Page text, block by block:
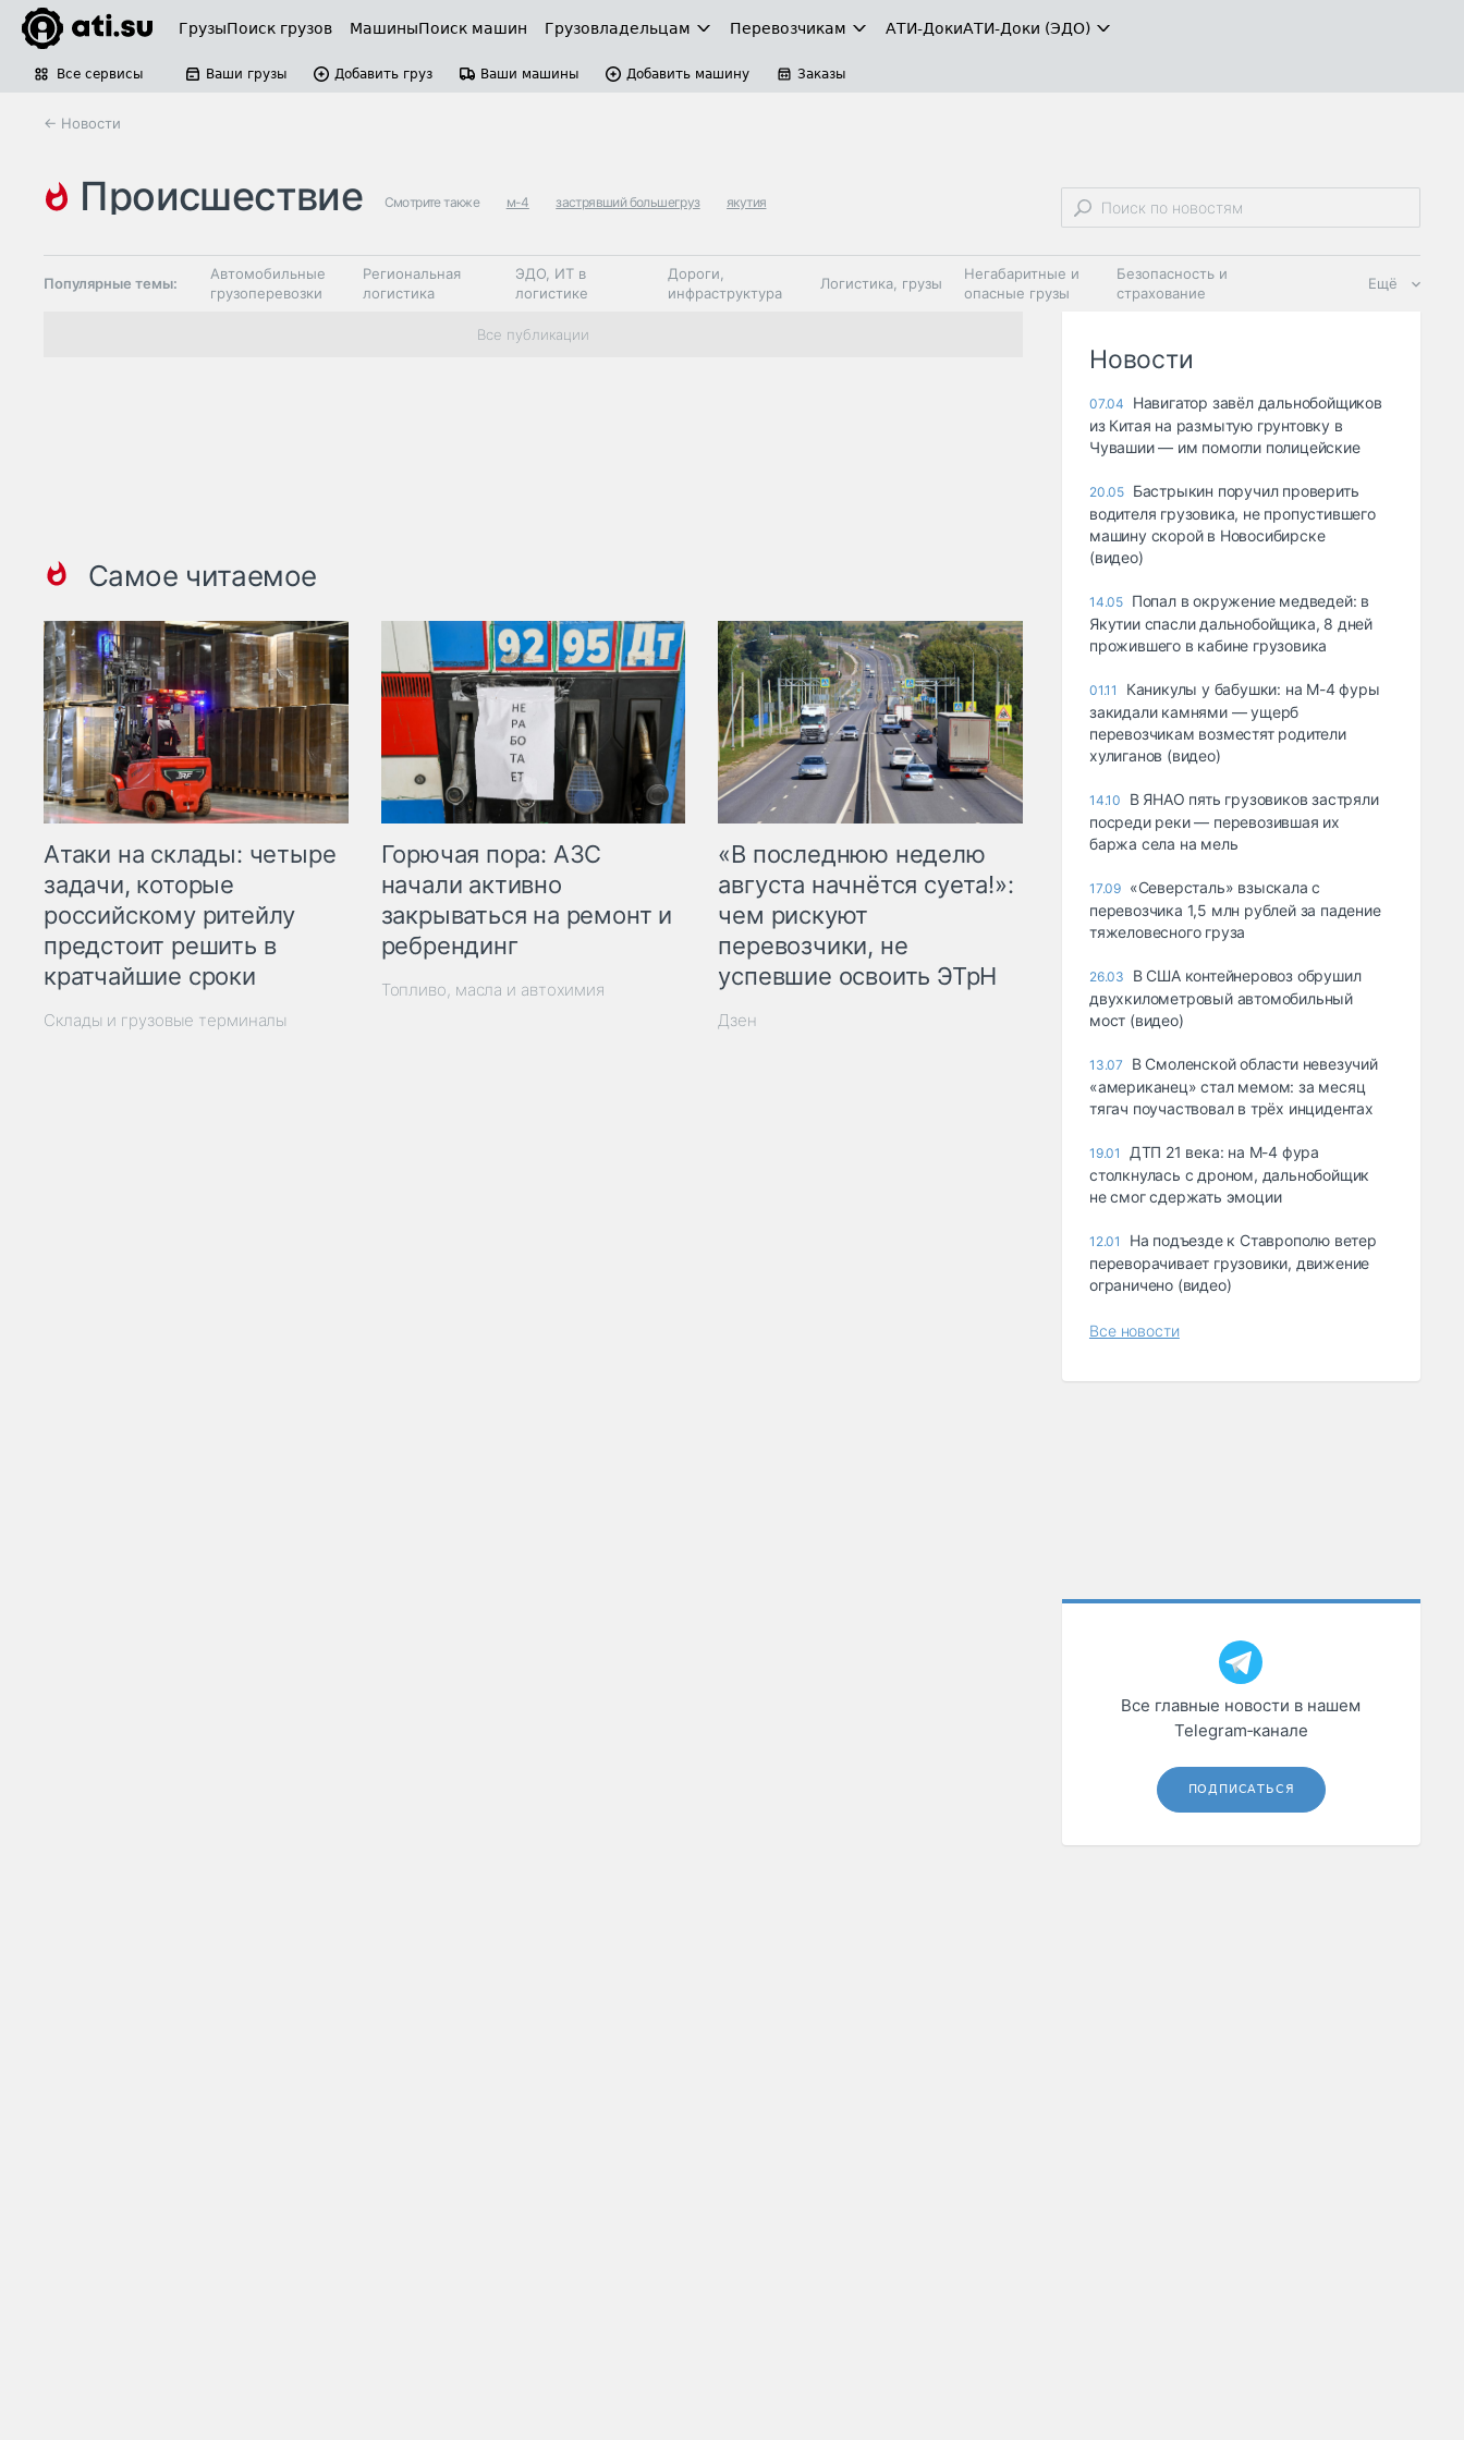
ГрузыПоиск грузов МашиныПоиск машин Грузовладельцам Перевозчикам АТИ-ДокиАТИ-Доки (ЭДО)
Все сервисы Ваши грузы Добавить груз Ваши машины Добавить машину Заказы
← Новости
происшествие Смотрите также м-4 застрявший большегруз якутия
Популярные темы:
Автомобильные
грузоперевозки
Региональная
логистика
ЭДО, ИТ в
логистике
Дороги,
инфраструктура
Логистика, грузы
Негабаритные и
опасные грузы
Безопасность и
страхование
Коммерческий
транспорт
Ещё
Все публикации
Самое читаемое
Атаки на склады: четыре
задачи, которые
российскому ритейлу
предстоит решить в
кратчайшие сроки
Склады и грузовые терминалы
Горючая пора: АЗС
начали активно
закрываться на ремонт и
ребрендинг
Топливо, масла и автохимия
«В последнюю неделю
августа начнётся суета!»:
чем рискуют
перевозчики, не
успевшие освоить ЭТрН
Дзен
Новости
07.04
Навигатор завёл дальнобойщиков
из Китая на размытую грунтовку в
Чувашии — им помогли полицейские
20.05 Бастрыкин поручил проверить
водителя грузовика, не пропустившего
машину скорой в Новосибирске
(видео)
14.05 Попал в окружение медведей: в
Якутии спасли дальнобойщика, 8 дней
прожившего в кабине грузовика
01.11
Каникулы у бабушки: на М-4 фуры
закидали камнями — ущерб
перевозчикам возместят родители
хулиганов (видео)
14.10
В ЯНАО пять грузовиков застряли
посреди реки — перевозившая их
баржа села на мель
17.09 «Северсталь» взыскала с
перевозчика 1,5 млн рублей за падение
тяжеловесного груза
26.03
В США контейнеровоз обрушил
двухкилометровый автомобильный
мост (видео)
13.07
В Смоленской области невезучий
«американец» стал мемом: за месяц
тягач поучаствовал в трёх инцидентах
19.01
ДТП 21 века: на М-4 фура
столкнулась с дроном, дальнобойщик
не смог сдержать эмоции
12.01
На подъезде к Ставрополю ветер
переворачивает грузовики, движение
ограничено (видео)
Все новости
Все главные новости в нашем
Telegram‑канале
ПОДПИСАТЬСЯ